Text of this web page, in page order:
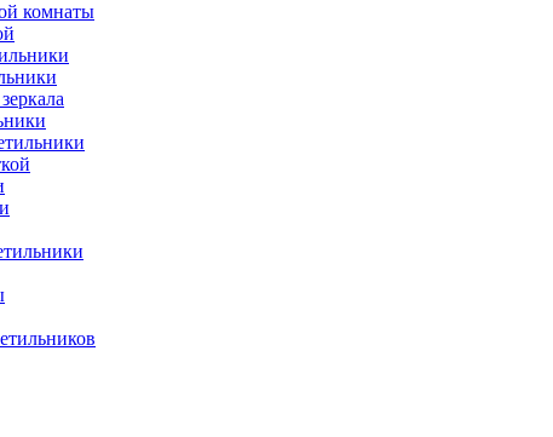
комнаты